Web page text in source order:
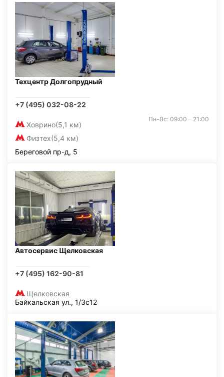
Техцентр Долгопрудный
+7 (495) 032-08-22
Ховрино(5,1 км)
Физтех(5,4 км)
Пн-Вс: 09:00 - 21:00
Береговой пр-д, 5
Автосервис Щелковская
+7 (495) 162-90-81
Щелковская
Байкальская ул., 1/3с12